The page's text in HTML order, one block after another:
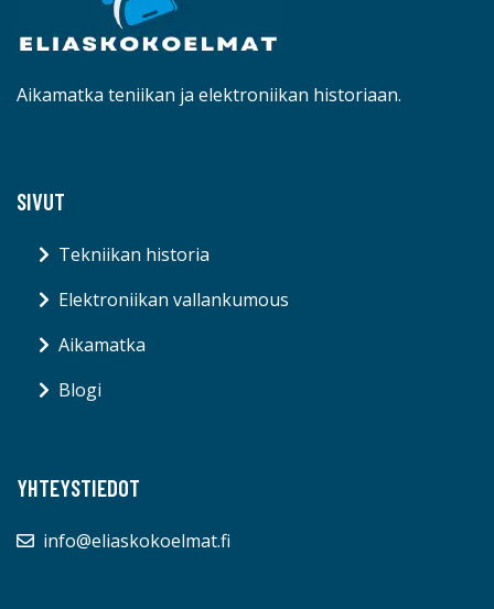
Aikamatka teniikan ja elektroniikan historiaan.
SIVUT
Tekniikan historia
Elektroniikan vallankumous
Aikamatka
Blogi
YHTEYSTIEDOT
info@eliaskokoelmat.fi